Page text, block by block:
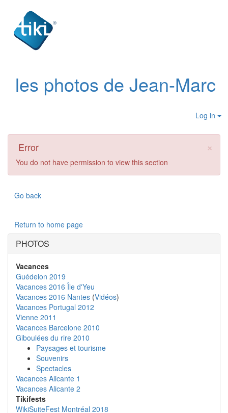
les photos de Jean-Marc
Log in
×
Error
You do not have permission to view this section
Go back
Return to home page
PHOTOS
Vacances
Guédelon 2019
Vacances 2016 Île d'Yeu
Vacances 2016 Nantes (Vidéos)
Vacances Portugal 2012
Vienne 2011
Vacances Barcelone 2010
Giboulées du rire 2010
Paysages et tourisme
Souvenirs
Spectacles
Vacances Alicante 1
Vacances Alicante 2
Tikifests
WikiSuiteFest Montréal 2018